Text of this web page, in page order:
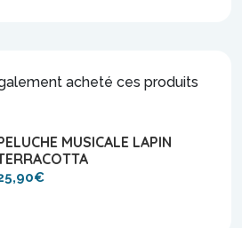
acheté ces produits
MUSICALE LAPIN